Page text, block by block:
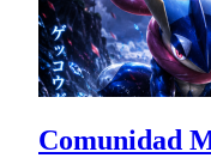
Comunidad